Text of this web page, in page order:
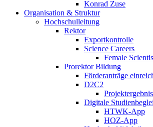
Konrad Zuse
Organisation & Struktur
Hochschulleitung
Rektor
Exportkontrolle
Science Careers
Female
Prorektor Bildung
Förderanträge
D2C2
Digitale
HTWK-App
HOZ-App